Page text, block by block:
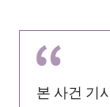
본 사건 기